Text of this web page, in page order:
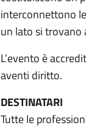
interconnettono
un lato si trovano
L’evento è
aventi diritto.
DESTINATARI
Tutte le